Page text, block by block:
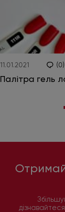
11.01.2021 (0)
Палітра гель